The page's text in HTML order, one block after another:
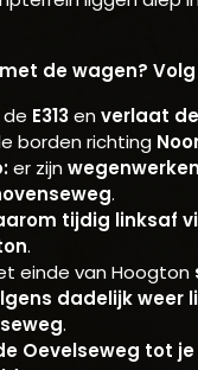
de wagen?
E313enverlaat
borden richting
er zijn
.
tijdig linksaf
.
einde van Hoogton
dadelijk weer
.
Oevelseweg tot